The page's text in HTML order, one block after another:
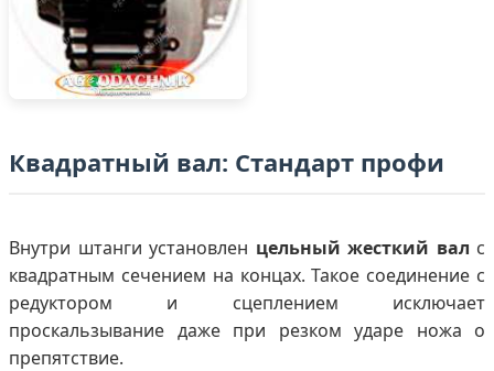
Квадратный вал: Стандарт профи
Внутри штанги установлен цельный жесткий вал с
квадратным сечением на концах. Такое соединение с
редуктором и сцеплением исключает
проскальзывание даже при резком ударе ножа о
препятствие.